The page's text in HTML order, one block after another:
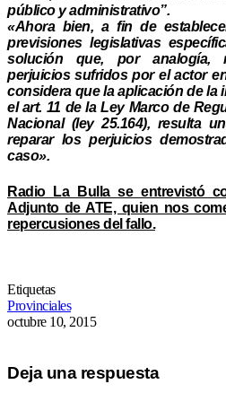
público y administrativo”.
«Ahora bien, a fin de
previsiones legislativas
solución que, por analogía,
perjuicios sufridos por el actor
considera que la aplicación de la
el art. 11 de la Ley Marco de
Nacional (ley 25.164), resulta
reparar los perjuicios
caso».
Radio La Bulla se entrevistó
Adjunto de ATE, quien nos
repercusiones del fallo.
Etiquetas
Provinciales
octubre 10, 2015
Deja una respuesta